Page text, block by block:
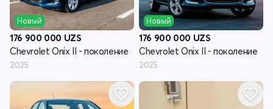
Новый
176 900 000 UZS
Chevrolet Onix II - поколение
2025
Новый
176 900 000 UZS
Chevrolet Onix II - поколение
2025